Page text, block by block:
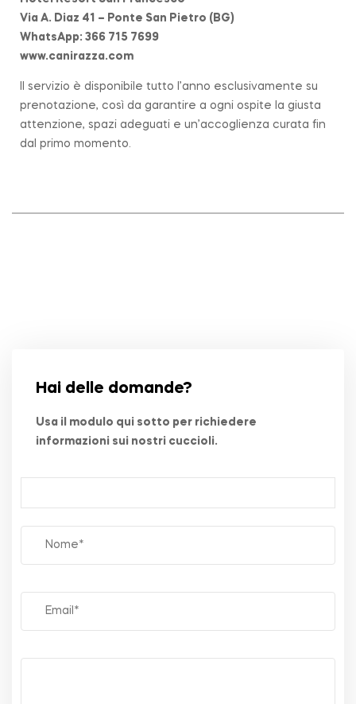
Via A. Diaz 41 – Ponte San Pietro (BG)
WhatsApp: 366 715 7699
www.canirazza.com
Il servizio è disponibile tutto l’anno esclusivamente su
prenotazione, così da garantire a ogni ospite la giusta
attenzione, spazi adeguati e un’accoglienza curata fin
dal primo momento.
Hai delle domande?
Usa il modulo qui sotto per richiedere
informazioni sui nostri cuccioli.